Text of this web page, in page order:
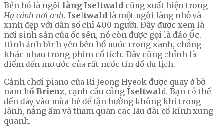
Bên hồ là ngôi làng Iseltwald cũng xuất hiện trong
Hạ cánh nơi anh. Iseltwald là một ngôi làng nhỏ và
xinh đẹp với dân số chỉ 400 người. Đây được xem là
nơi sinh sản của ốc sên, nó còn được gọi là đảo Ốc.
Hình ảnh bình yên bên hồ nước trong xanh, chẳng
khác nhau trong phim cổ tích. Đây cũng chỉnh là
điểm đến mơ ước của rất nước tín đồ du lịch.
Cảnh chơi piano của Ri Jeong Hyeok được quay ở bờ
nam hồ Brienz, cạnh cầu cảng Iseltwald. Bạn có thể
đến đây vào mùa hè để tận hưởng không khí trong
lành, nắng ấm và tham quan các lâu đài cổ kính xung
quanh.